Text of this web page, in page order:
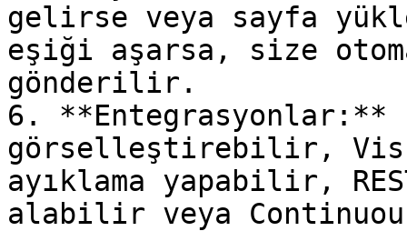
gelirse veya sayfa
eşiği aşarsa, size
gönderilir.
6.
görselleştirebilir,
ayıklama yapabilir,
alabilir veya